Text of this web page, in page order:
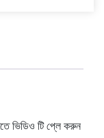
ভিডিও টি প্লে করুন